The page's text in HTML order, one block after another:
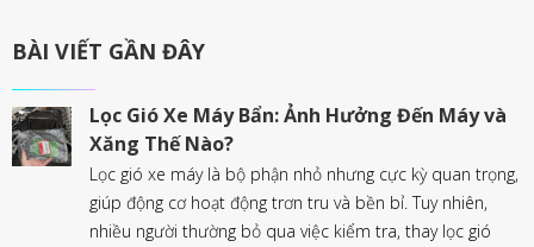
BÀI VIẾT GẦN ĐÂY
Lọc Gió Xe Máy Bẩn: Ảnh Hưởng Đến Máy và
Xăng Thế Nào?
Lọc gió xe máy là bộ phận nhỏ nhưng cực kỳ quan trọng,
giúp động cơ hoạt động trơn tru và bền bỉ. Tuy nhiên,
nhiều người thường bỏ qua việc kiểm tra, thay lọc gió